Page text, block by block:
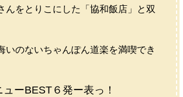
んをとりこにした「協和飯店」と双
いのないちゃんぽん道楽を満喫でき
ーBEST６発ー表っ！